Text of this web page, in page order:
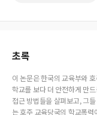
초록
이 논문은 한국의 교육부와
학교를 보다 더 안전하게 만
접근 방법들을 살펴보고, 그
는 호주 교육당국의 학교폭